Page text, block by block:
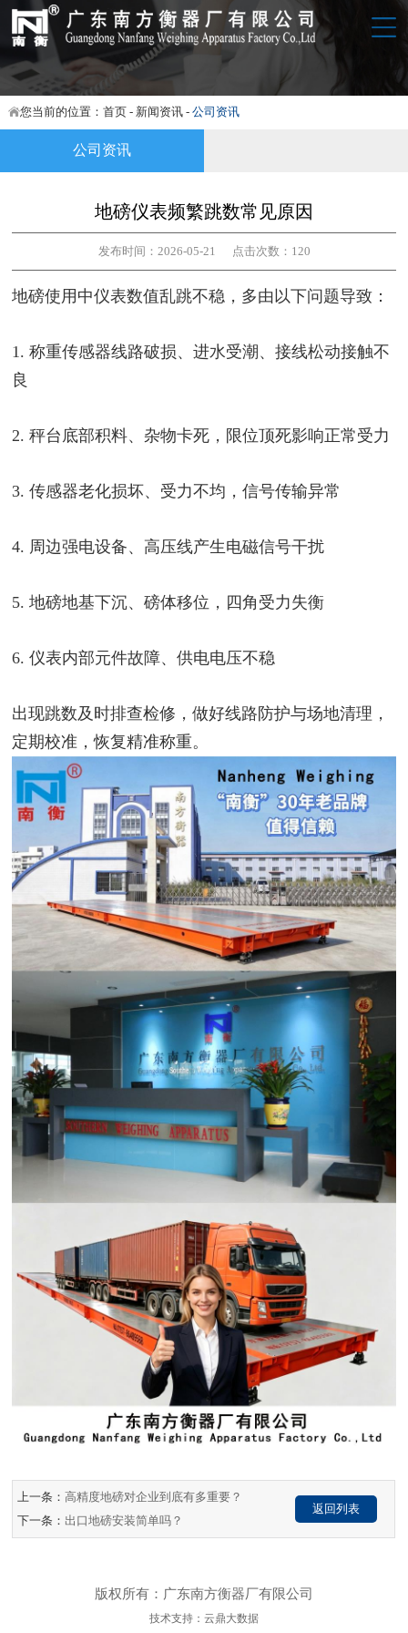
网站首页
关于我们
产品展示
联系我们
您当前的位置：首页- 新闻资讯 -公司资讯
公司资讯
地磅仪表频繁跳数常见原因
发布时间：2026-05-21 点击次数：120
地磅使用中仪表数值乱跳不稳，多由以下问题导致：
1. 称重传感器线路破损、进水受潮、接线松动接触不
良
2. 秤台底部积料、杂物卡死，限位顶死影响正常受力
3. 传感器老化损坏、受力不均，信号传输异常
4. 周边强电设备、高压线产生电磁信号干扰
5. 地磅地基下沉、磅体移位，四角受力失衡
6. 仪表内部元件故障、供电电压不稳
出现跳数及时排查检修，做好线路防护与场地清理，
定期校准，恢复精准称重。
上一条：高精度地磅对企业到底有多重要？
下一条： 出口地磅安装简单吗？
返回列表
版权所有：广东南方衡器厂有限公司
技术支持：云鼎大数据